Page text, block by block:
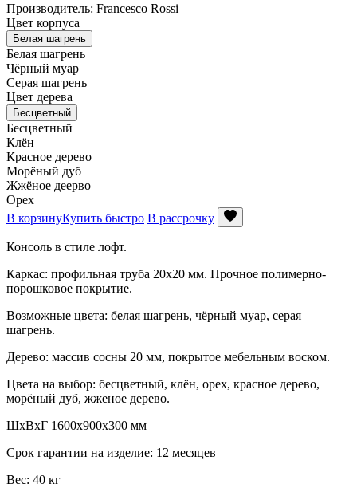
Производитель: Francesco Rossi
Цвет корпуса
Белая шагрень
Белая шагрень
Чёрный муар
Серая шагрень
Цвет дерева
Бесцветный
Бесцветный
Клён
Красное дерево
Морёный дуб
Жжёное деерво
Орех
В корзинуКупить быстро В рассрочку
Консоль в стиле лофт.
Каркас: профильная труба 20х20 мм. Прочное полимерно-
порошковое покрытие.
Возможные цвета: белая шагрень, чёрный муар, серая
шагрень.
Дерево: массив сосны 20 мм, покрытое мебельным воском.
Цвета на выбор: бесцветный, клён, орех, красное дерево,
морёный дуб, жженое дерево.
ШхВхГ 1600х900х300 мм
Срок гарантии на изделие: 12 месяцев
Вес: 40 кг